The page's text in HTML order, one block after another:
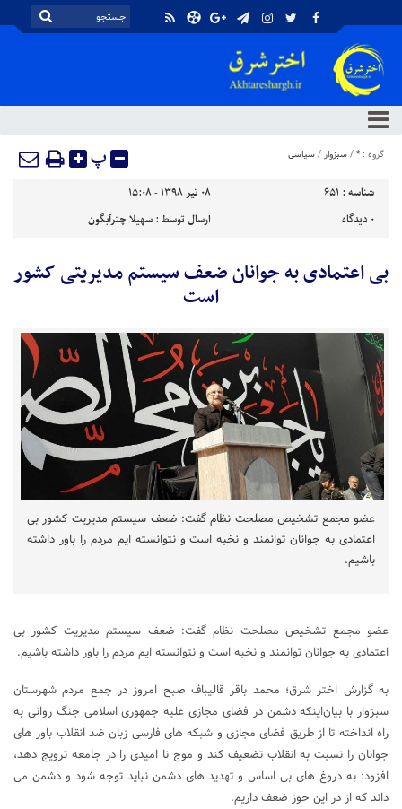
گروه : *
/سبزوار/سیاسی پ
شناسه : 651
۰۸ تیر ۱۳۹۸ - ۱۵:۰۸
۰ دیدگاه ارسال توسط :سهیلا چترآبگون
بی اعتمادی به جوانان ضعف سیستم مدیریتی کشور
است
عضو مجمع تشخیص مصلحت نظام گفت: ضعف سیستم‌ مدیریت کشور بی
اعتمادی به جوانان توانمند و نخبه است و نتوانسته ایم مردم را باور داشته
باشیم.
عضو مجمع تشخیص مصلحت نظام گفت: ضعف سیستم‌ مدیریت کشور بی
اعتمادی به جوانان توانمند و نخبه است و نتوانسته ایم مردم را باور داشته باشیم.
به گزارش اختر شرق؛ محمد باقر قالیباف صبح امروز در جمع مردم شهرستان
سبزوار با بیان‌اینکه دشمن در فضای مجازی علیه جمهوری اسلامی جنگ روانی به
راه انداخته تا از طریق فضای مجازی و شبکه های فارسی زبان ضد انقلاب باور های
جوانان را نسبت به انقلاب تضعیف کند و موج نا امیدی را در جامعه ترویج دهد،
افزود: به دروغ های بی اساس و تهدید های دشمن نباید توجه شود و دشمن می
داند که از در این حوز ضعف داریم.